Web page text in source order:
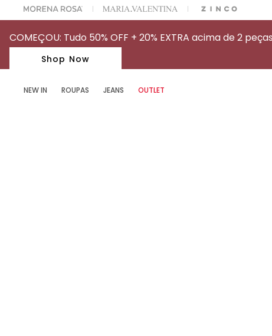
NA SUA 1° COMPRA USANDO O CUPOM: MYFIRSTIOD
COMEÇOU: Tudo 50% OFF + 20% EXTRA acima de 2
Shop Now
NEW IN ROUPAS JEANS OUTLET